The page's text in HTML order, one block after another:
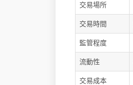
交易場所
交易時間
監管程度
流動性
交易成本